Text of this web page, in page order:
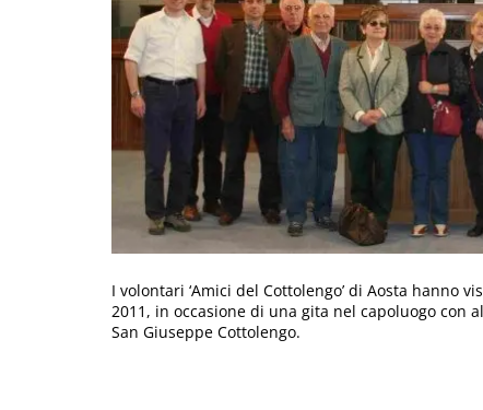
I volontari ‘Amici del Cottolengo’ di Aosta hanno
2011, in occasione di una gita nel capoluogo con
San Giuseppe Cottolengo.